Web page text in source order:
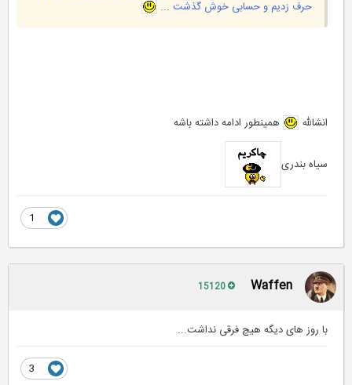
حرف زدیم و حسابی خوش گذشت ...
انشالله همینطور ادامه داشته باشه
سیاه بندری
Waffen
با روز های دیگه هیچ فرقی نداشت...